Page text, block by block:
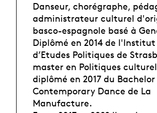
Danseur, chorégraphe,
administrateur culturel
basco-espagnole basé à
Diplômé en 2014 de l'Institut
d’Etudes Politiques de
master en Politiques
diplômé en 2017 du Bachelor
Contemporary Dance de La
Manufacture.